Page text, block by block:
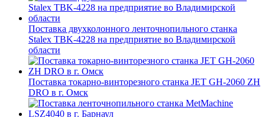
Поставка двухколонного ленточнопильного станка
Stalex TBK-4228 на предприятие во Владимирской
области
Поставка токарно-винторезного станка JET GH-2060 ZH
DRO в г. Омск